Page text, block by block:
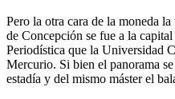
Pero la otra cara de la moneda
de Concepción se fue a la
Periodística que la Universidad
Mercurio. Si bien el panorama
estadía y del mismo máster el